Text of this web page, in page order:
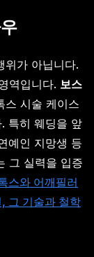
위가 아닙니다.
역입니다. 보스
스 시술 케이스
특히 웨딩을 앞
예인 지망생 등
그 실력을 입증
스와 어깨필러
그 기술과 철학